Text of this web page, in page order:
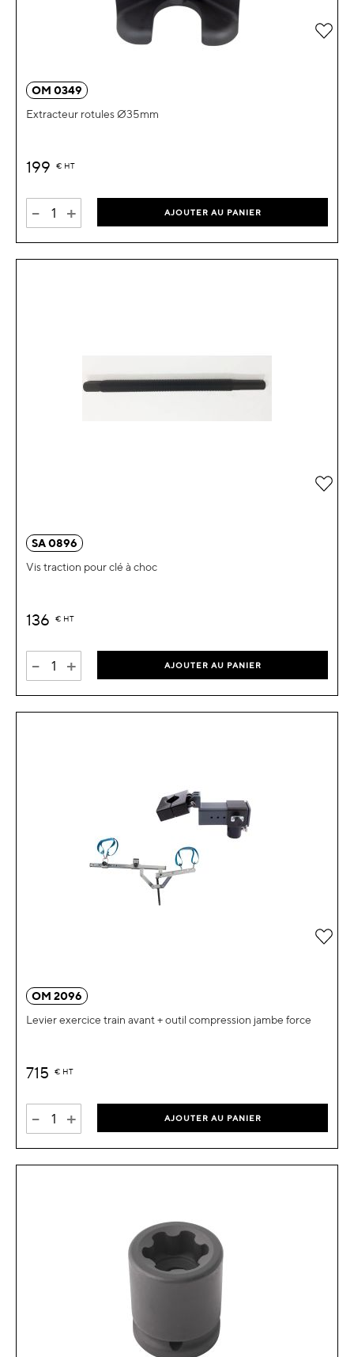
OM 0349
Extracteur rotules Ø35mm
199 € HT
- + AJOUTER AU PANIER
SA 0896
Vis traction pour clé à choc
136 € HT
- + AJOUTER AU PANIER
OM 2096
Levier exercice train avant + outil compression jambe force
715 € HT
- + AJOUTER AU PANIER